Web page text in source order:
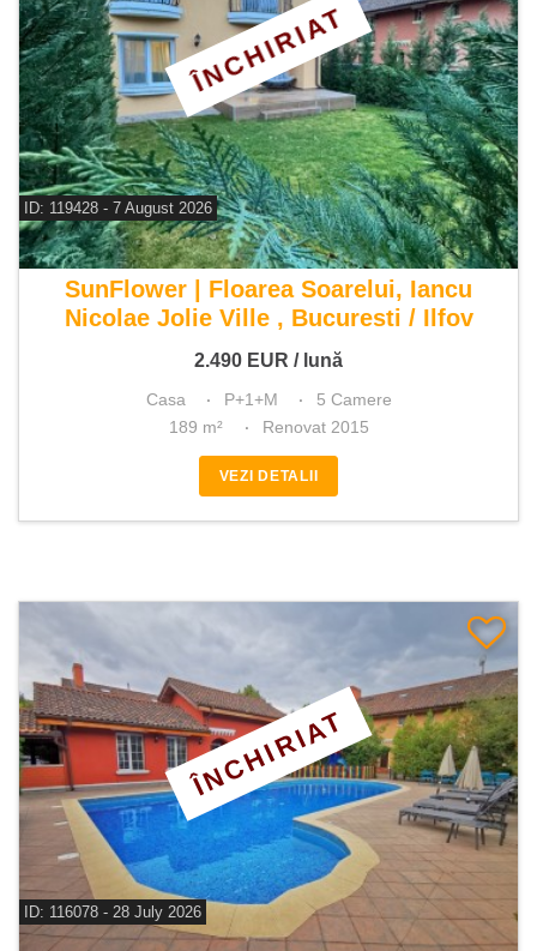
ID: 119428 - 7 August 2026
De inchiriat casa 5 camere
SunFlower | Floarea Soarelui, Iancu
Nicolae Jolie Ville , Bucuresti / Ilfov
2.490 EUR / lună
ÎNCHIRIAT
Casa P+1+M
5 Camere
189 m²
Renovat 2015
VEZI DETALII
ID: 116078 - 28 July 2026
ÎNCHIRIAT